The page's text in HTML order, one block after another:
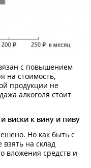
с повышением
на стоимость,
продукции не
алкоголя стоит
виски к вину и пиву
Но как быть с
взять на склад
вложения средств и